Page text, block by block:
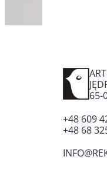
65-
+48 609
+48 68